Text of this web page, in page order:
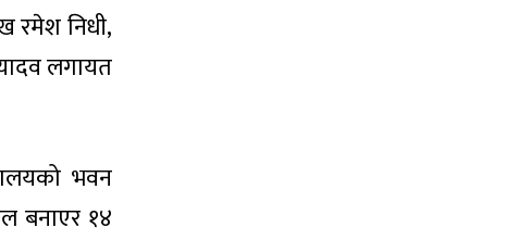
रमेश निधी,
लगायत
भवन
बनाएर १४